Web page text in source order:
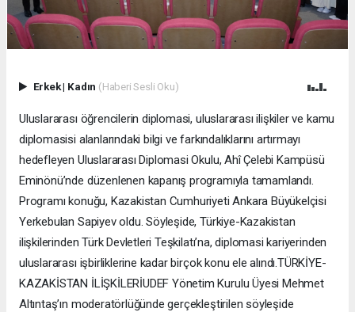
Erkek| Kadın (Haberi Sesli Oku)
Uluslararası öğrencilerin diplomasi, uluslararası ilişkiler ve kamu
diplomasisi alanlarındaki bilgi ve farkındalıklarını artırmayı
hedefleyen Uluslararası Diplomasi Okulu, Ahî Çelebi Kampüsü
Eminönü’nde düzenlenen kapanış programıyla tamamlandı.
Programı konuğu, Kazakistan Cumhuriyeti Ankara Büyükelçisi
Yerkebulan Sapiyev oldu. Söyleşide, Türkiye-Kazakistan
ilişkilerinden Türk Devletleri Teşkilatı’na, diplomasi kariyerinden
uluslararası işbirliklerine kadar birçok konu ele alındı.TÜRKİYE-
KAZAKİSTAN İLİŞKİLERİUDEF Yönetim Kurulu Üyesi Mehmet
Altıntaş’ın moderatörlüğünde gerçekleştirilen söyleşide